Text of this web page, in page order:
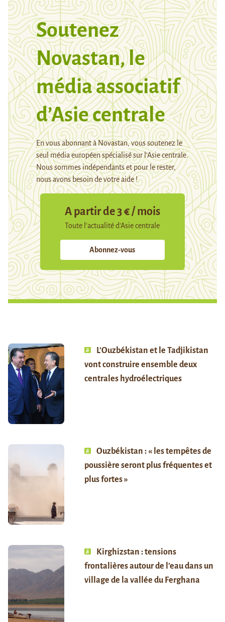
Soutenez
Novastan, le
média associatif
d’Asie centrale
En vous abonnant à Novastan, vous soutenez le
seul média européen spécialisé sur l’Asie centrale.
Nous sommes indépendants et pour le rester,
nous avons besoin de votre aide !
A partir de 3 € / mois
Toute l’actualité d’Asie centrale
Abonnez-vous
L’Ouzbékistan et le Tadjikistan
vont construire ensemble deux
centrales hydroélectriques
Ouzbékistan : « les tempêtes de
poussière seront plus fréquentes et
plus fortes »
Kirghizstan : tensions
frontalières autour de l’eau dans un
village de la vallée du Ferghana